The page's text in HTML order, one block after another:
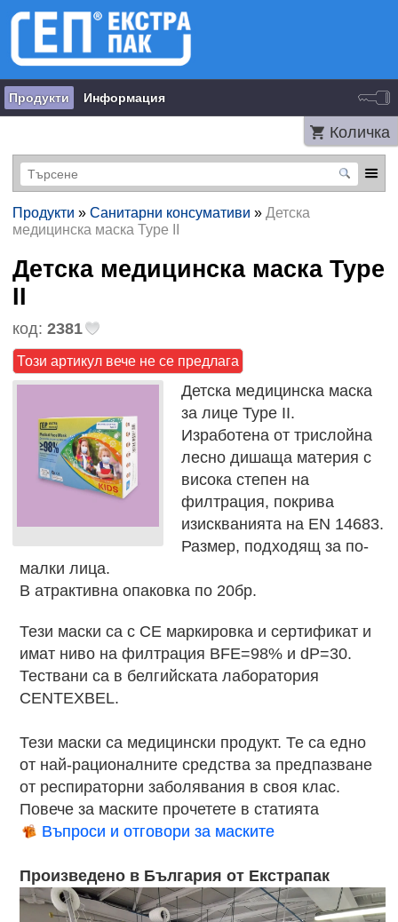
Продукти Информация
Количка
Продукти » Санитарни консумативи » Детска
медицинска маска Type II
Детска медицинска маска Type
II
код: 2381
Този артикул вече не се предлага
Детска медицинска маска
за лице Type II.
Изработена от трислойна
лесно дишаща материя с
висока степен на
филтрация, покрива
изискванията на EN 14683.
Размер, подходящ за по-
малки лица.
В атрактивна опаковка по 20бр.
Тези маски са с СЕ маркировка и сертификат и
имат ниво на филтрация BFE=98% и dP=30.
Тествани са в белгийската лаборатория
CENTEXBEL.
Тези маски са медицински продукт. Те са едно
от най-рационалните средства за предпазване
от респираторни заболявания в своя клас.
Повече за маските прочетете в статията
Въпроси и отговори за маските
Произведено в България от Екстрапак